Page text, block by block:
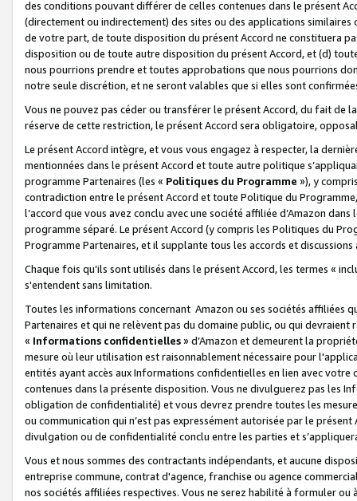
des conditions pouvant différer de celles contenues dans le présent
(directement ou indirectement) des sites ou des applications
de votre part, de toute disposition du présent Accord ne constituera
disposition ou de toute autre disposition du présent Accord, et (d)
nous pourrions prendre et toutes approbations que nous pourrions
notre seule discrétion, et ne seront valables que si elles sont
Vous ne pouvez pas céder ou transférer le présent Accord, du fait de
réserve de cette restriction, le présent Accord sera obligatoire,
Le présent Accord intègre, et vous vous engagez à respecter, la
mentionnées dans le présent Accord et toute autre politique
programme Partenaires (les « Politiques du Programme »), y
contradiction entre le présent Accord et toute Politique du
l’accord que vous avez conclu avec une société affiliée d’Amazon
programme séparé. Le présent Accord (y compris les Politiques du
Programme Partenaires, et il supplante tous les accords et discussions
Chaque fois qu’ils sont utilisés dans le présent Accord, les termes «
s'entendent sans limitation.
Toutes les informations concernant Amazon ou ses sociétés affiliées
Partenaires et qui ne relèvent pas du domaine public, ou qui
« Informations confidentielles» d’Amazon et demeurent la
mesure où leur utilisation est raisonnablement nécessaire pour
entités ayant accès aux Informations confidentielles en lien avec
contenues dans la présente disposition. Vous ne divulguerez pas les
obligation de confidentialité) et vous devrez prendre toutes les
ou communication qui n’est pas expressément autorisée par le
divulgation ou de confidentialité conclu entre les parties et
Vous et nous sommes des contractants indépendants, et aucune
entreprise commune, contrat d'agence, franchise ou agence
nos sociétés affiliées respectives. Vous ne serez habilité à formuler